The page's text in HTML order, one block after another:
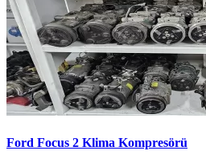
Ford Focus 2 Klima Kompresörü